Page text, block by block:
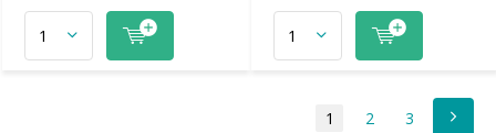
1 2 3